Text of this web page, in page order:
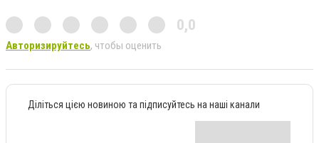
0,0
Авторизируйтесь, чтобы оценить
Діліться цією новиною та підписуйтесь на наші канали